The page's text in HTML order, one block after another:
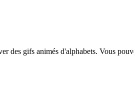
des gifs animés d'alphabets. Vous